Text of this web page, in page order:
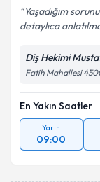
Yaşadığım
detaylıca
Diş Hekimi
Fatih Mahallesi
En Yakın Saatler
Yarın
09:00